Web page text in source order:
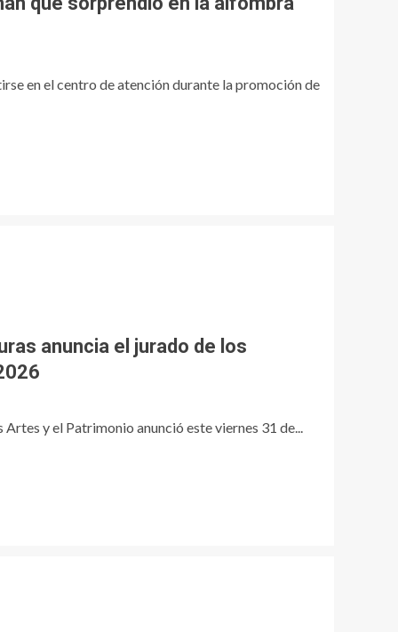
fallos de seguridad ~
módulo SGA
creadores de sitios
web ~ TecnoBlog
en el centro de atención durante la promoción de
anuncia el jurado de los
y el Patrimonio anunció este viernes 31 de...